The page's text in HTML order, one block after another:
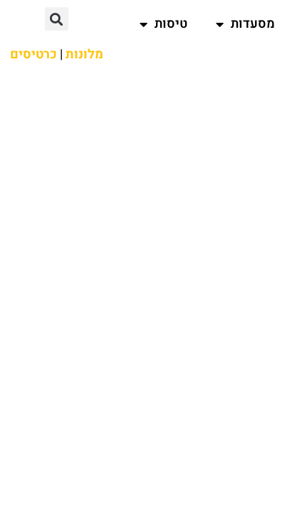
מסעדות
טיסות
מלונות| כרטיסים